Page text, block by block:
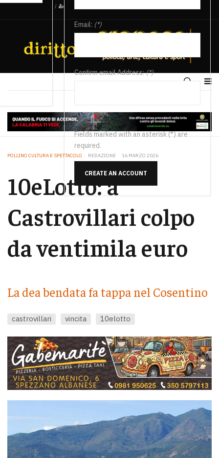
/
Email: (*)
Confirm email Address:(*)
Fields marked with an asterisk (*) are
required.
CREATE AN ACCOUNT
POLLINO CULTURA E SPETTACOLO REDAZIONE 16 MARZO 2026
10eLotto: a
Castrovillari colpo
da ventimila euro
La dea bendata fa tappa nel Cosentino
castrovillari vincita 10elotto